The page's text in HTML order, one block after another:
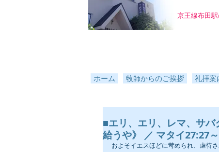
京王線布田
ホーム 牧師からのご挨拶 礼拝案
■エリ、エリ、レマ、サ
給うや》 ／ マタイ27:27
およそイエスほどに苛められ、虐待